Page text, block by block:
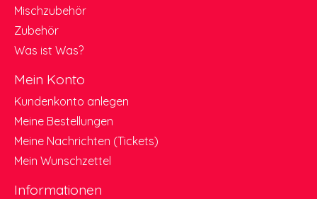
Mischzubehör
Zubehör
Was ist Was?
Mein Konto
Kundenkonto anlegen
Meine Bestellungen
Meine Nachrichten (Tickets)
Mein Wunschzettel
Informationen